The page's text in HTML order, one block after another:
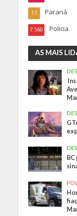
Paraná
17
Policia
7.560
AS MAIS